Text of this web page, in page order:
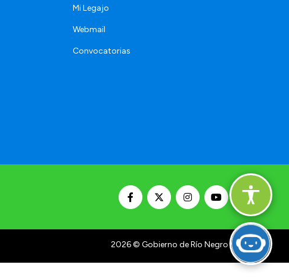
Mi Legajo
Webmail
Convocatorias
2026© Gobierno de Río Negro